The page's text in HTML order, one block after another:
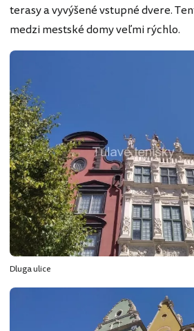
terasy a vyvýšené vstupné dvere.
medzi mestské domy veľmi rýchlo.
Dluga ulice